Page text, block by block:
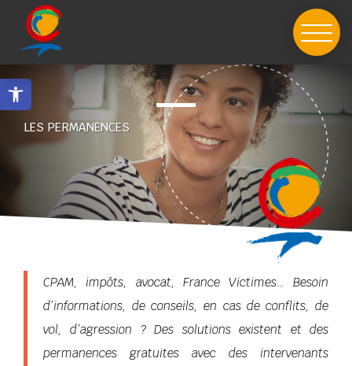
content
Ouvrir la barre d’outils
LES PERMANENCES
CPAM, impôts, avocat, France Victimes… Besoin
d’informations, de conseils, en cas de conflits, de
vol, d’agression ? Des solutions existent et des
permanences gratuites avec des intervenants